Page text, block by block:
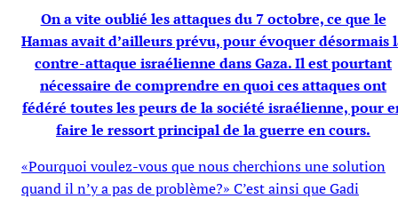
On a vite oublié les attaques du 7 octobre, ce que le
Hamas avait d’ailleurs prévu, pour évoquer désormais
contre-attaque israélienne dans Gaza. Il est pourtant
nécessaire de comprendre en quoi ces attaques ont
fédéré toutes les peurs de la société israélienne, pour
faire le ressort principal de la guerre en cours.
«Pourquoi voulez-vous que nous cherchions une solution
quand il n’y a pas de problème?» C’est ainsi que Gadi